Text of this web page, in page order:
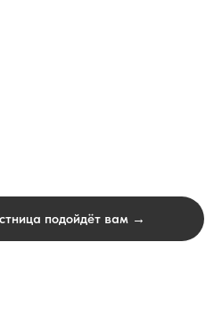
подойдёт вам →